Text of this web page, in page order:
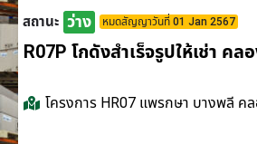
สถานะ ว่าง หมดสัญญาวันที่ 01 Jan 2567
R07P โกดังสำเร็จรูปให้เช่า ค
โครงการ HR07 แพรกษา บางพลี ค